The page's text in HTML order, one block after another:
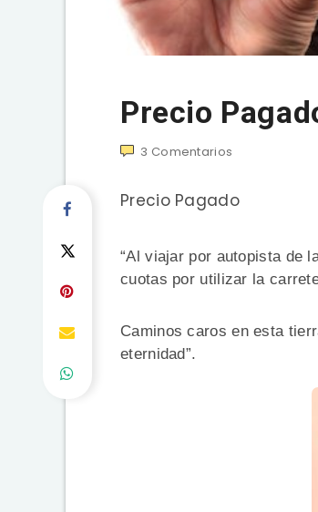
Precio
3 Comentarios
Precio Pagado
“Al viajar por autopista de
cuotas por utilizar la
Caminos caros en esta
eternidad”.